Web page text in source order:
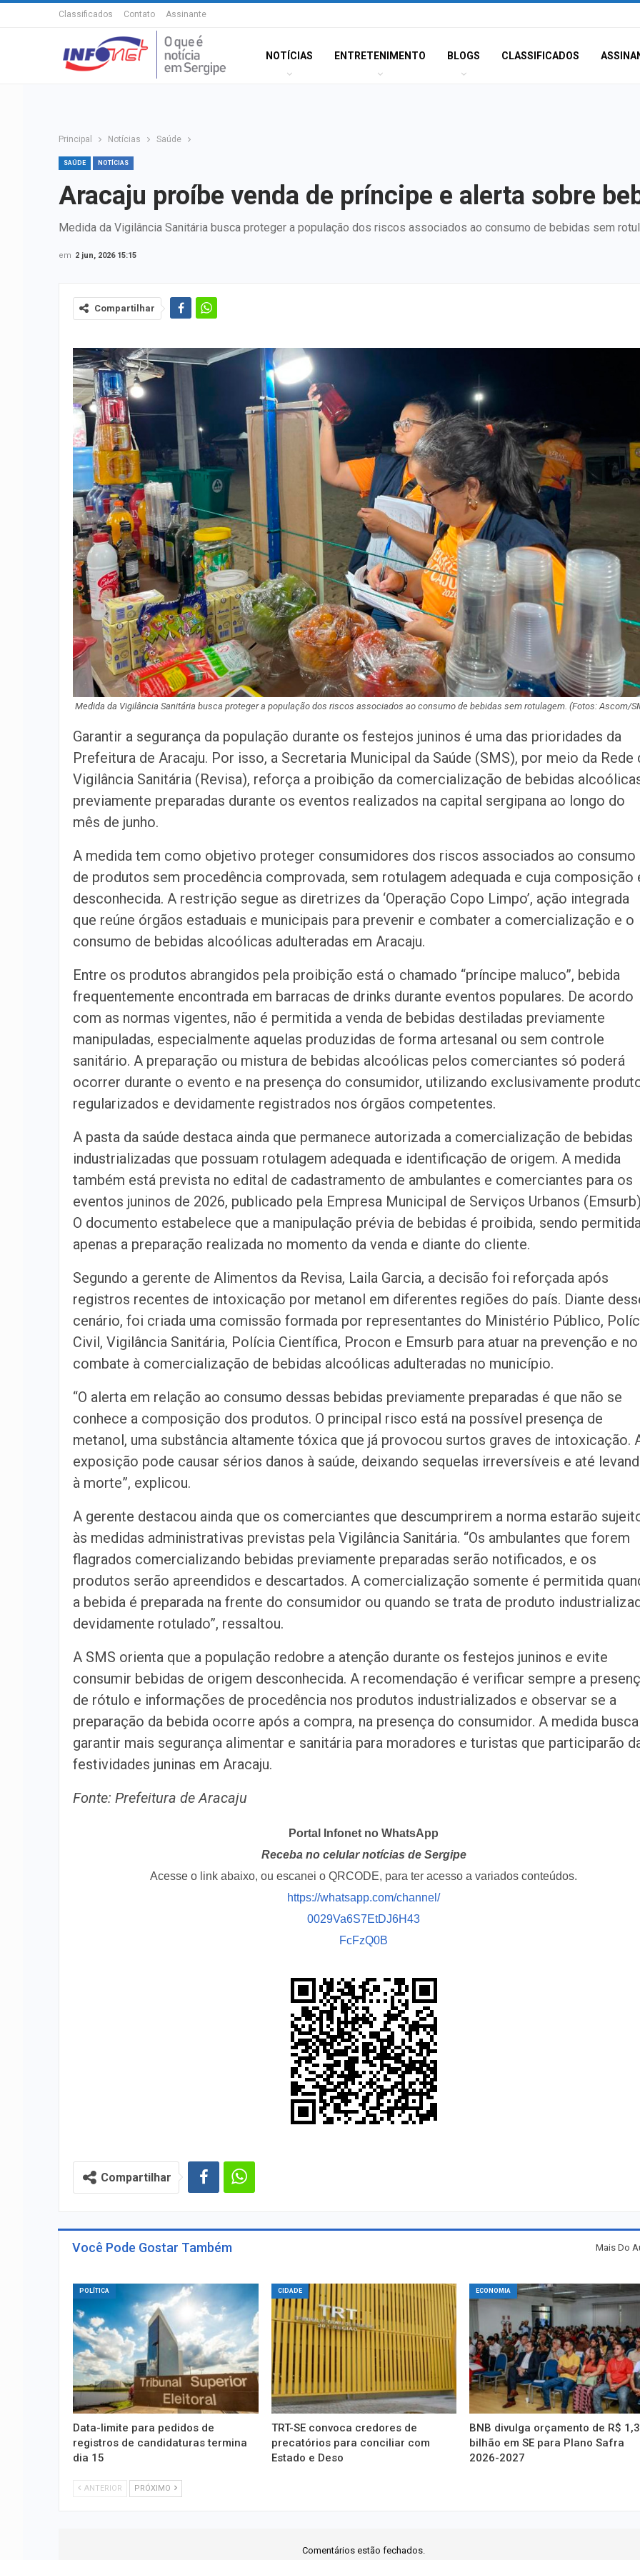
Classificados Contato Assinante
NOTÍCIAS ENTRETENIMENTO BLOGS CLASSIFICADOS
Principal Notícias Saúde
SAÚDE NOTÍCIAS
Aracaju proíbe venda de príncipe e alerta sobre
Medida da Vigilância Sanitária busca proteger a população dos riscos associados ao consumo de bebidas sem
em 2 jun, 2026 15:15
Compartilhar
Medida da Vigilância Sanitária busca proteger a população dos riscos associados ao consumo de bebidas sem rotulagem. (Fotos: Ascom/
Garantir a segurança da população durante os festejos juninos é uma das prioridades da
Prefeitura de Aracaju. Por isso, a Secretaria Municipal da Saúde (SMS), por meio da Rede
Vigilância Sanitária (Revisa), reforça a proibição da comercialização de bebidas
previamente preparadas durante os eventos realizados na capital sergipana ao longo do
mês de junho.
A medida tem como objetivo proteger consumidores dos riscos associados ao consumo
de produtos sem procedência comprovada, sem rotulagem adequada e cuja composição
desconhecida. A restrição segue as diretrizes da ‘Operação Copo Limpo’, ação integrada
que reúne órgãos estaduais e municipais para prevenir e combater a comercialização e o
consumo de bebidas alcoólicas adulteradas em Aracaju.
Entre os produtos abrangidos pela proibição está o chamado “príncipe maluco”, bebida
frequentemente encontrada em barracas de drinks durante eventos populares. De acordo
com as normas vigentes, não é permitida a venda de bebidas destiladas previamente
manipuladas, especialmente aquelas produzidas de forma artesanal ou sem controle
sanitário. A preparação ou mistura de bebidas alcoólicas pelos comerciantes só poderá
ocorrer durante o evento e na presença do consumidor, utilizando exclusivamente
regularizados e devidamente registrados nos órgãos competentes.
A pasta da saúde destaca ainda que permanece autorizada a comercialização de bebidas
industrializadas que possuam rotulagem adequada e identificação de origem. A medida
também está prevista no edital de cadastramento de ambulantes e comerciantes para os
eventos juninos de 2026, publicado pela Empresa Municipal de Serviços Urbanos
O documento estabelece que a manipulação prévia de bebidas é proibida, sendo
apenas a preparação realizada no momento da venda e diante do cliente.
Segundo a gerente de Alimentos da Revisa, Laila Garcia, a decisão foi reforçada após
registros recentes de intoxicação por metanol em diferentes regiões do país. Diante
cenário, foi criada uma comissão formada por representantes do Ministério Público,
Civil, Vigilância Sanitária, Polícia Científica, Procon e Emsurb para atuar na prevenção e no
combate à comercialização de bebidas alcoólicas adulteradas no município.
“O alerta em relação ao consumo dessas bebidas previamente preparadas é que não se
conhece a composição dos produtos. O principal risco está na possível presença de
metanol, uma substância altamente tóxica que já provocou surtos graves de intoxicação.
exposição pode causar sérios danos à saúde, deixando sequelas irreversíveis e até
à morte”, explicou.
A gerente destacou ainda que os comerciantes que descumprirem a norma estarão
às medidas administrativas previstas pela Vigilância Sanitária. “Os ambulantes que forem
flagrados comercializando bebidas previamente preparadas serão notificados, e os
produtos serão apreendidos e descartados. A comercialização somente é permitida
a bebida é preparada na frente do consumidor ou quando se trata de produto
devidamente rotulado”, ressaltou.
A SMS orienta que a população redobre a atenção durante os festejos juninos e evite
consumir bebidas de origem desconhecida. A recomendação é verificar sempre a
de rótulo e informações de procedência nos produtos industrializados e observar se a
preparação da bebida ocorre após a compra, na presença do consumidor. A medida busca
garantir mais segurança alimentar e sanitária para moradores e turistas que participarão
festividades juninas em Aracaju.
Fonte: Prefeitura de Aracaju
Portal Infonet no WhatsApp
Receba no celular notícias de Sergipe
Acesse o link abaixo, ou escanei o QRCODE, para ter acesso a variados conteúdos.
https://whatsapp.com/channel/
0029Va6S7EtDJ6H43
FcFzQ0B
Compartilhar
Você Pode Gostar Também Mais Do
POLÍTICA
Data-limite para pedidos de
registros de candidaturas termina
dia 15
CIDADE
TRT-SE convoca credores de
precatórios para conciliar com
Estado e Deso
ECONOMIA
BNB divulga orçamento de R$ 1,3
bilhão em SE para Plano Safra
2026-2027
ANTERIOR PRÓXIMO
Comentários estão fechados.
pública em…
Artista sergipana
Ribeiro lança
sobre o amor…
Suspeito de matar
companheira a
em Gararu é
Governo alerta
golpes de
de dívidas nas